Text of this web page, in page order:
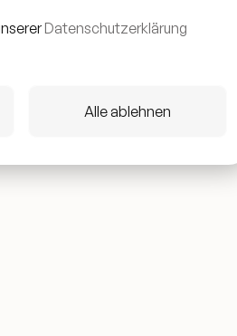
Datenschutzerklärung
Alle ablehnen